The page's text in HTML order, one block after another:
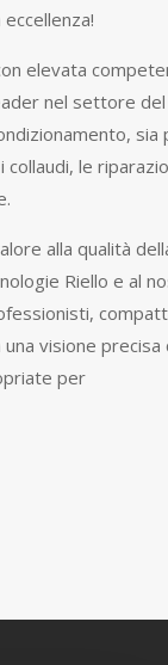
elevata
nel settore del
sia
collaudi, le
alla qualità
Riello e al
visione precisa
per